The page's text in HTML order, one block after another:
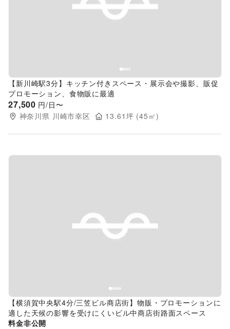
Previous slide
【新川崎駅3分】キッチン付きスペース・展示会や撮影、販促
プロモーション、食物販に最適
27,500 円/日〜
神奈川県 川崎市幸区 13.61 坪 (45 ㎡)
Previous slide
【横須賀中央駅4分/三笠ビル商店街】物販・プロモーションに
適した天候の影響を受けにくいビル中商店街路面スペース
料金非公開